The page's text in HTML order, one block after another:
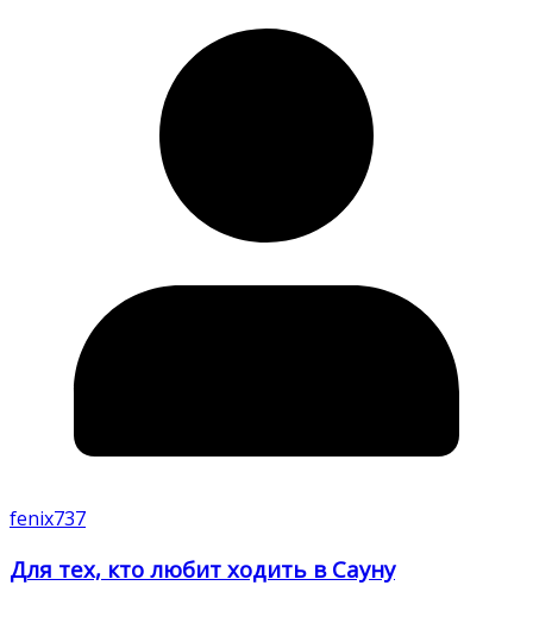
fenix737
Для тех, кто любит ходить в Сауну